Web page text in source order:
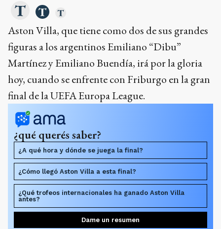
Aston Villa, que tiene como dos de sus grandes
figuras a los argentinos Emiliano “Dibu”
Martínez y Emiliano Buendía, irá por la gloria
hoy, cuando se enfrente con Friburgo en la gran
final de la UEFA Europa League.
¿qué querés saber?
¿A qué hora y dónde se juega la final?
¿Cómo llegó Aston Villa a esta final?
¿Qué trofeos internacionales ha ganado Aston Villa
antes?
Dame un resumen